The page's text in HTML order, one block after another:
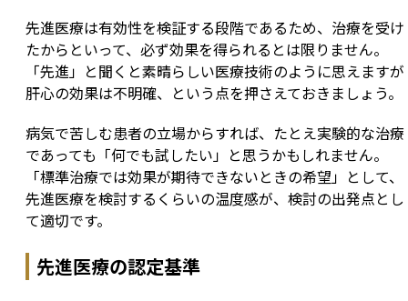
先進医療は有効性を検証する段階であるため、治療を受け
たからといって、必ず効果を得られるとは限りません。
「先進」と聞くと素晴らしい医療技術のように思えますが
肝心の効果は不明確、という点を押さえておきましょう。
病気で苦しむ患者の立場からすれば、たとえ実験的な治療
であっても「何でも試したい」と思うかもしれません。
「標準治療では効果が期待できないときの希望」として、
先進医療を検討するくらいの温度感が、検討の出発点とし
て適切です。
先進医療の認定基準